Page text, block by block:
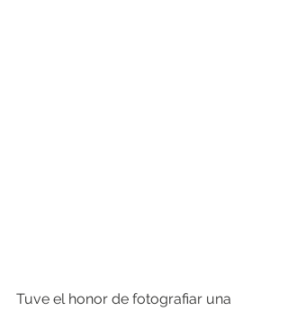
Tuve el honor de fotografiar una